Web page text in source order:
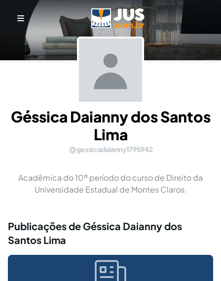
Géssica Daianny dos Santos
Lima
gessicadaianny1795942
Acadêmica do 10º período do curso de Direito da
Universidade Estadual de Montes Claros.
Publicações de Géssica Daianny dos
Santos Lima